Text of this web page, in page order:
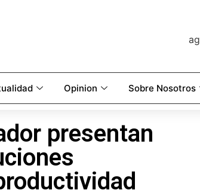
Opinion Sobre Nosotros
presentan